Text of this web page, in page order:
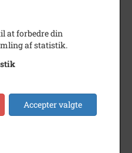
at forbedre din
af statistik.
Accepter valgte